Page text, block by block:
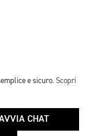
e sicuro. Scopri
CHAT